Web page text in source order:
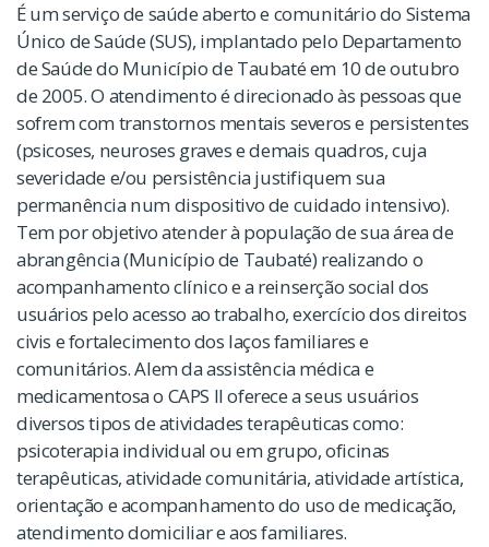
É um serviço de saúde aberto e comunitário do Sistema
Único de Saúde (SUS), implantado pelo Departamento
de Saúde do Município de Taubaté em 10 de outubro
de 2005. O atendimento é direcionado às pessoas que
sofrem com transtornos mentais severos e persistentes
(psicoses, neuroses graves e demais quadros, cuja
severidade e/ou persistência justifiquem sua
permanência num dispositivo de cuidado intensivo).
Tem por objetivo atender à população de sua área de
abrangência (Município de Taubaté) realizando o
acompanhamento clínico e a reinserção social dos
usuários pelo acesso ao trabalho, exercício dos direitos
civis e fortalecimento dos laços familiares e
comunitários. Alem da assistência médica e
medicamentosa o CAPS II oferece a seus usuários
diversos tipos de atividades terapêuticas como:
psicoterapia individual ou em grupo, oficinas
terapêuticas, atividade comunitária, atividade artística,
orientação e acompanhamento do uso de medicação,
atendimento domiciliar e aos familiares.